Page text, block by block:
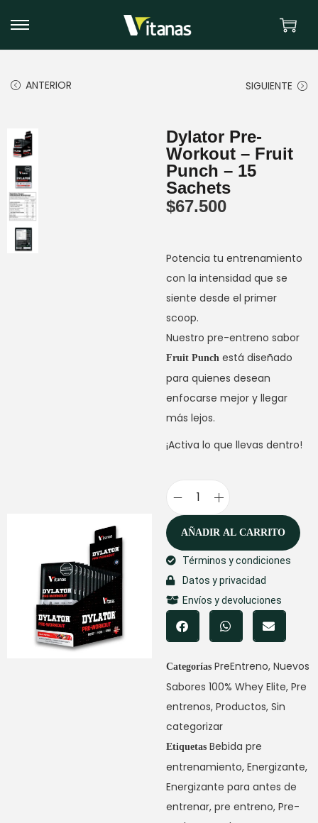
ANTERIOR SIGUIENTE
Dylator Pre-
Workout – Fruit
Punch – 15
Sachets
$67.500
Potencia tu entrenamiento
con la intensidad que se
siente desde el primer
scoop.
Nuestro pre-entreno sabor
Fruit Punch está diseñado
para quienes desean
enfocarse mejor y llegar
más lejos.
¡Activa lo que llevas dentro!
AÑADIR AL CARRITO
Términos y condiciones
Datos y privacidad
Envíos y devoluciones
Categorías PreEntreno, Nuevos
Sabores 100% Whey Elite, Pre
entrenos, Productos, Sin
categorizar
Etiquetas Bebida pre
entrenamiento, Energizante,
Energizante para antes de
entrenar, pre entreno, Pre-